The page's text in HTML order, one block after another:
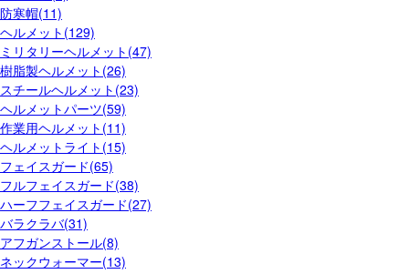
防寒帽(11)
ヘルメット(129)
ミリタリーヘルメット(47)
樹脂製ヘルメット(26)
スチールヘルメット(23)
ヘルメットパーツ(59)
作業用ヘルメット(11)
ヘルメットライト(15)
フェイスガード(65)
フルフェイスガード(38)
ハーフフェイスガード(27)
バラクラバ(31)
アフガンストール(8)
ネックウォーマー(13)